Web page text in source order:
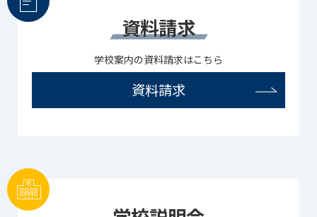
資料請求
学校案内の資料請求はこちら
資料請求